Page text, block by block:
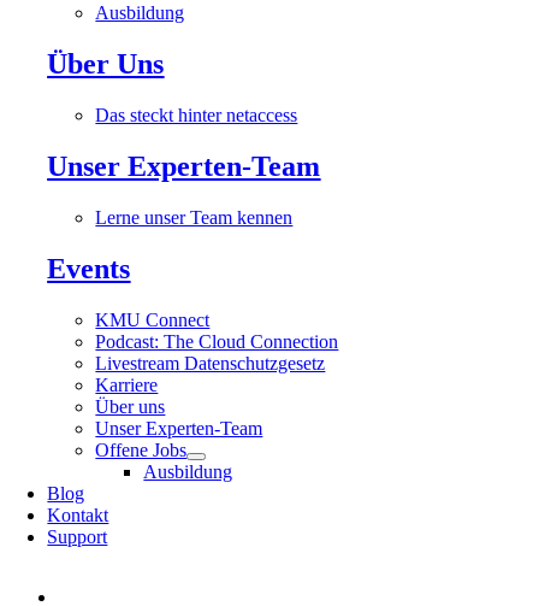
Ausbildung
Über Uns
Das steckt hinter netaccess
Unser Experten-Team
Lerne unser Team kennen
Events
KMU Connect
Podcast: The Cloud Connection
Livestream Datenschutzgesetz
Karriere
Über uns
Unser Experten-Team
Offene Jobs
Ausbildung
Blog
Kontakt
Support